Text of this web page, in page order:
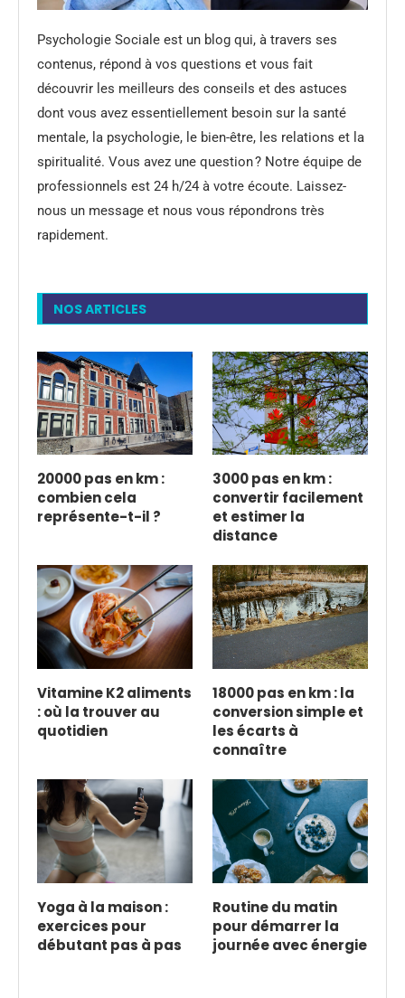
Psychologie Sociale est un blog qui, à travers ses
contenus, répond à vos questions et vous fait
découvrir les meilleurs des conseils et des astuces
dont vous avez essentiellement besoin sur la santé
mentale, la psychologie, le bien-être, les relations et la
spiritualité. Vous avez une question ? Notre équipe de
professionnels est 24 h/24 à votre écoute. Laissez-
nous un message et nous vous répondrons très
rapidement.
NOS ARTICLES
20000 pas en km :
combien cela
représente-t-il ?
3000 pas en km :
convertir facilement
et estimer la
distance
Vitamine K2 aliments
: où la trouver au
quotidien
18000 pas en km : la
conversion simple et
les écarts à
connaître
Yoga à la maison :
exercices pour
débutant pas à pas
Routine du matin
pour démarrer la
journée avec énergie